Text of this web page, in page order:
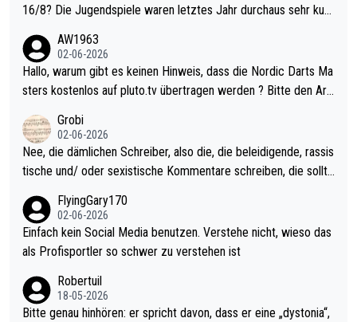
16/8? Die Jugendspiele waren letztes Jahr durchaus sehr kurz
Allerdings ist Mitchell Lawrie als Nummer 1 der Welt eh qualifi
ziert. Somit ändert die automatische Qualifikation des Weltmei
sters erstmal nichts. Ich denke sie wollen damit für nächstes J
ohl wenig WDF Turniere spielen. Dies war bei Archie Self letzt
es Jahr der Fall. Er musste als amtierender Weltmeister durch
den Qualifier und ich glaube kaum, dass Mitchel sich das (in Ve
el hat.
AW1963
02-06-2026
Hallo, warum gibt es keinen Hinweis, dass die Nordic Darts Ma
sters kostenlos auf pluto.tv übertragen werden ? Bitte den Arti
Grobi
02-06-2026
Nee, die dämlichen Schreiber, also die, die beleidigende, rassis
tische und/ oder sexistische Kommentare schreiben, die sollte
s Leben in den Griff kriegen. Nur eins wundert mich: Luke Little
r war doch neulich erst derjenige, der über Social Media GvV p
rovoziert hat. Und Littlers Mutter schießt öfters mal gegen Ric
FlyingGary170
02-06-2026
Einfach kein Social Media benutzen. Verstehe nicht, wieso das
als Profisportler so schwer zu verstehen ist
Robertuil
18-05-2026
Bitte genau hinhören: er spricht davon, dass er eine „dystonia“,